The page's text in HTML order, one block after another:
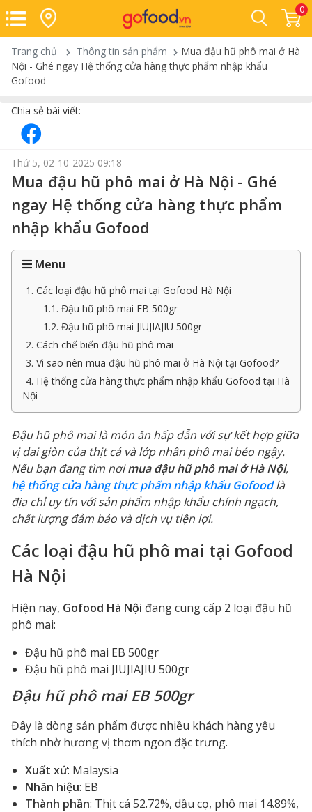
0
Trang chủ Thông tin sản phẩm
Mua đậu hũ phô mai ở Hà
Nội - Ghé ngay Hệ thống cửa hàng thực phẩm nhập khẩu
Gofood
Chia sẻ bài viết:
Thứ 5, 02-10-2025 09:18
Mua đậu hũ phô mai ở Hà Nội - Ghé
ngay Hệ thống cửa hàng thực phẩm
nhập khẩu Gofood
Menu
1. Các loại đậu hũ phô mai tại Gofood Hà Nội
1.1. Đậu hũ phô mai EB 500gr
1.2. Đậu hũ phô mai JIUJIAJIU 500gr
2. Cách chế biến đậu hũ phô mai
3. Vì sao nên mua đậu hũ phô mai ở Hà Nội tại Gofood?
4. Hệ thống cửa hàng thực phẩm nhập khẩu Gofood tại Hà
Nội
Đậu hũ phô mai là món ăn hấp dẫn với sự kết hợp giữa
vị dai giòn của thịt cá và lớp nhân phô mai béo ngậy.
Nếu bạn đang tìm nơimua đậu hũ phô mai ở Hà Nội,
hệ thống cửa hàng thực phẩm nhập khẩu Gofoodlà
địa chỉ uy tín với sản phẩm nhập khẩu chính ngạch,
chất lượng đảm bảo và dịch vụ tiện lợi.
Các loại đậu hũ phô mai tại Gofood
Hà Nội
Hiện nay, Gofood Hà Nội đang cung cấp 2 loại đậu hũ
phô mai:
Đậu hũ phô mai EB 500gr
Đậu hũ phô mai JIUJIAJIU 500gr
Đậu hũ phô mai EB 500gr
Đây là dòng sản phẩm được nhiều khách hàng yêu
thích nhờ hương vị thơm ngon đặc trưng.
Xuất xứ: Malaysia
Nhãn hiệu: EB
Thành phần: Thịt cá 52.72%, dầu cọ, phô mai 14.89%,